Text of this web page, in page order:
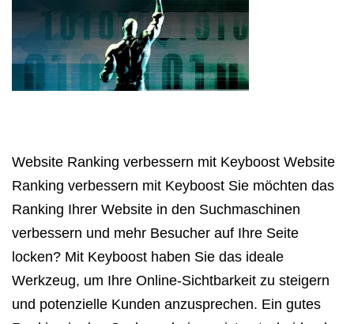
Website Ranking verbessern mit Keyboost Website
Ranking verbessern mit Keyboost Sie möchten das
Ranking Ihrer Website in den Suchmaschinen
verbessern und mehr Besucher auf Ihre Seite
locken? Mit Keyboost haben Sie das ideale
Werkzeug, um Ihre Online-Sichtbarkeit zu steigern
und potenzielle Kunden anzusprechen. Ein gutes